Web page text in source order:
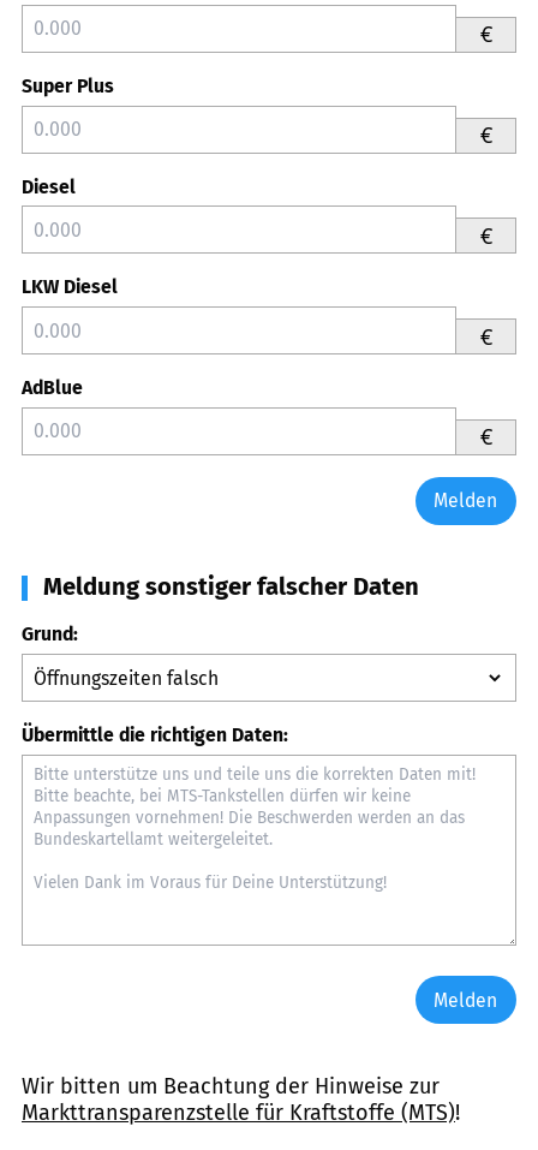
€
Super Plus
€
Diesel
€
LKW Diesel
€
AdBlue
€
Melden
Meldung sonstiger falscher Daten
Grund:
Übermittle die richtigen Daten:
Melden
Wir bitten um Beachtung der Hinweise zur
Markttransparenzstelle für Kraftstoffe (MTS)!